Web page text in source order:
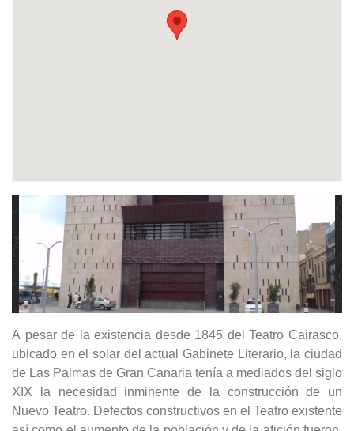
A pesar de la existencia desde 1845 del Teatro Cairasco,
ubicado en el solar del actual Gabinete Literario, la ciudad
de Las Palmas de Gran Canaria tenía a mediados del siglo
XIX la necesidad inminente de la construcción de un
Nuevo Teatro. Defectos constructivos en el Teatro existente